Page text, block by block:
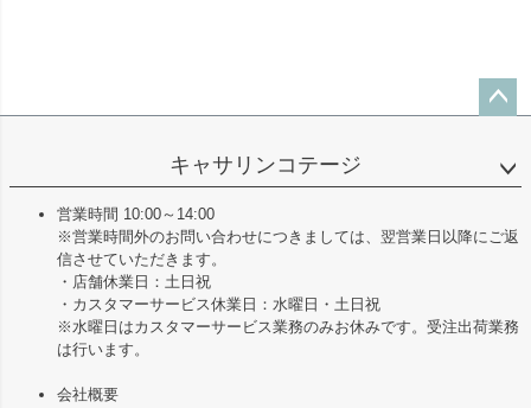
ップ
キャサリンコテージ
営業時間 10:00～14:00
※営業時間外のお問い合わせにつきましては、翌営業日以降にご返
信させていただきます。
・店舗休業日：土日祝
・カスタマーサービス休業日：水曜日・土日祝
※水曜日はカスタマーサービス業務のみお休みです。受注出荷業務
は行います。
会社概要